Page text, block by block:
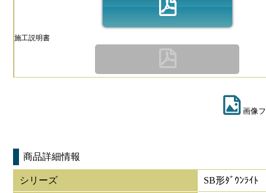
施工説明書
画像
商品詳細情報
シリーズ SB形ﾀﾞｳﾝﾗｲﾄ